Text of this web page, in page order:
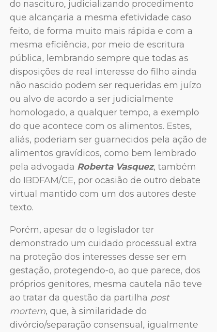
do nascituro, judicializando procedimento
que alcançaria a mesma efetividade caso
feito, de forma muito mais rápida e com a
mesma eficiência, por meio de escritura
pública, lembrando sempre que todas as
disposições de real interesse do filho ainda
não nascido podem ser requeridas em juízo
ou alvo de acordo a ser judicialmente
homologado, a qualquer tempo, a exemplo
do que acontece com os alimentos. Estes,
aliás, poderiam ser guarnecidos pela ação de
alimentos gravídicos, como bem lembrado
pela advogada Roberta Vasquez, também
do IBDFAM/CE, por ocasião de outro debate
virtual mantido com um dos autores deste
texto.
Porém, apesar de o legislador ter
demonstrado um cuidado processual extra
na proteção dos interesses desse ser em
gestação, protegendo-o, ao que parece, dos
próprios genitores, mesma cautela não teve
ao tratar da questão da partilha post
mortem, que, à similaridade do
divórcio/separação consensual, igualmente